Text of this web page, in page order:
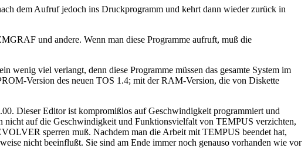
dem Aufruf jedoch ins Druckprogramm und kehrt dann wieder zurück in
und andere. Wenn man diese Programme aufruft, muß die
viel verlangt, denn diese Programme müssen das gesamte System im
Version des neuen TOS 1.4; mit der RAM-Version, die von Diskette
Dieser Editor ist kompromißlos auf Geschwindigkeit programmiert und
nicht auf die Geschwindigkeit und Funktionsvielfalt von TEMPUS verzichten,
sperren muß. Nachdem man die Arbeit mit TEMPUS beendet hat,
nicht beeinflußt. Sie sind am Ende immer noch genauso vorhanden wie vor